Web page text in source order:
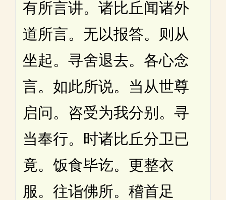
有所言讲。诸比丘闻诸外
道所言。无以报答。则从
坐起。寻舍退去。各心念
言。如此所说。当从世尊
启问。咨受为我分别。寻
当奉行。时诸比丘分卫已
竟。饭食毕讫。更整衣
服。往诣佛所。稽首足